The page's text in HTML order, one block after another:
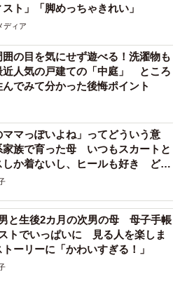
3/6
※提供画像
不調」について聞いたところ、
）」が1位でした。また、
下（65.8%）」が2位、「うつ状
）」が3位、「食欲不振
果になっており、婚活が精神
影響を与えていることが浮き彫
ト」「脚めっちゃきれい」
ディア
囲の目を気にせず遊べる！洗濯物も
近人気の戸建ての「中庭」 ところ
でみて分かった後悔ポイント
ママっぽいよね」ってどういう意
族で育った母 いつもスカートと
しか着ないし、ヒールも好き どの
と生後2カ月の次男の母 母子手帳
トでいっぱいに 見る人を楽しま
ーリーに「かわいすぎる！」